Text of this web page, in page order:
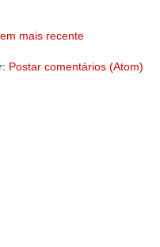
mais recente
Postar comentários (Atom)